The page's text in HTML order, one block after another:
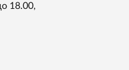
18.00,